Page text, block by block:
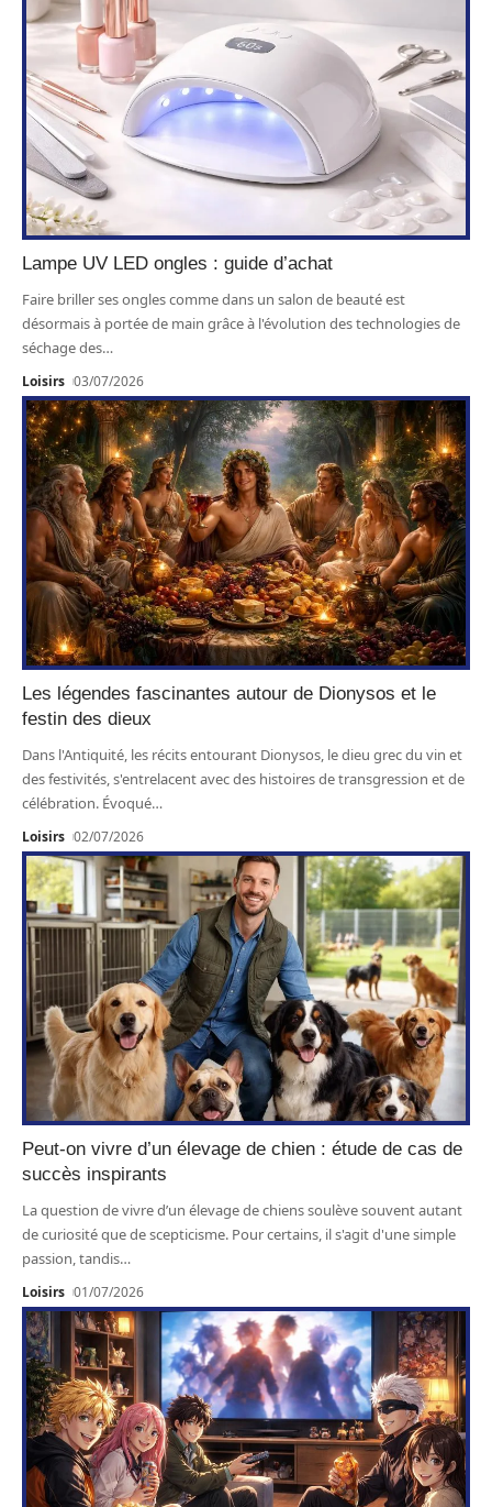
Lampe UV LED ongles : guide d’achat
Faire briller ses ongles comme dans un salon de beauté est
désormais à portée de main grâce à l'évolution des technologies de
séchage des…
Loisirs 03/07/2026
Les légendes fascinantes autour de Dionysos et le
festin des dieux
Dans l'Antiquité, les récits entourant Dionysos, le dieu grec du vin et
des festivités, s'entrelacent avec des histoires de transgression et de
célébration. Évoqué…
Loisirs 02/07/2026
Peut-on vivre d’un élevage de chien : étude de cas de
succès inspirants
La question de vivre d’un élevage de chiens soulève souvent autant
de curiosité que de scepticisme. Pour certains, il s'agit d'une simple
passion, tandis…
Loisirs 01/07/2026